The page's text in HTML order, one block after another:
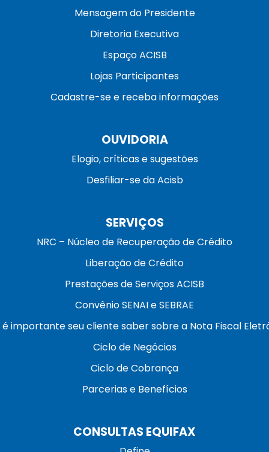
Mensagem do Presidente
Diretoria Executiva
Espaço ACISB
Lojas Participantes
Cadastre-se e receba informações
OUVIDORIA
Elogio, críticas e sugestões
Desfiliar-se da Acisb
SERVIÇOS
NRC – Núcleo de Recuperação de Crédito
Liberação de Crédito
Prestações de Serviços ACISB
Convênio SENAI e SEBRAE
é importante seu cliente saber sobre a Nota Fiscal
Ciclo de Negócios
Ciclo de Cobrança
Parcerias e Benefícios
CONSULTAS EQUIFAX